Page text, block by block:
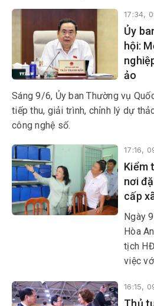
17:34,
Ủy
hội:
ảo
Sáng 9/6, Ủy ban Thường vụ
tiếp thu, giải trình, chỉnh lý dự
công nghệ số.
17:16,
Kiểm
nơi
cấp
Ngày
Hòa
tịch
việc
xếp tổ
16:15,
Thủ